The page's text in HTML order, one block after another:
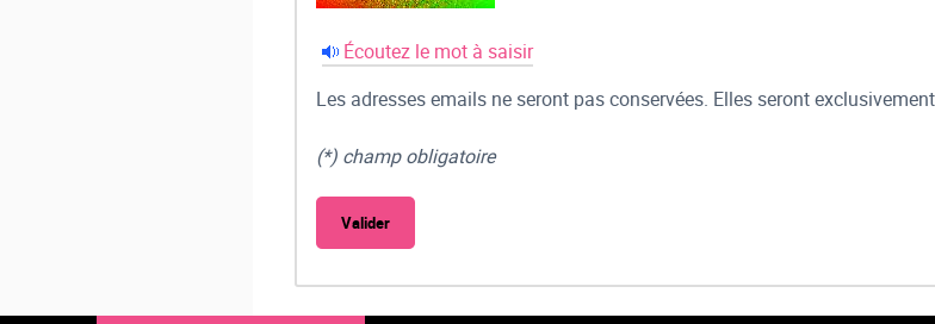
Écoutez le mot à saisir
Les adresses emails ne seront pas conservées. Elles seront
(*) champ obligatoire